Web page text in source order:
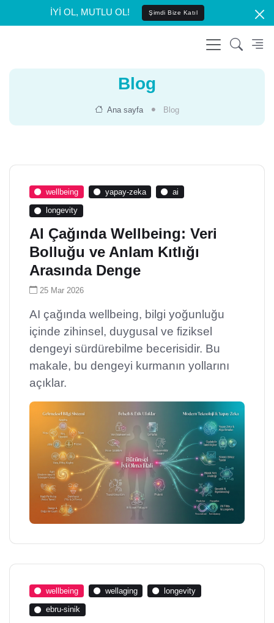
İYİ OL, MUTLU OL! Şimdi Bize Katıl
Blog
Ana sayfa Blog
wellbeing yapay-zeka ai
longevity
AI Çağında Wellbeing: Veri
Bolluğu ve Anlam Kıtlığı
Arasında Denge
25 Mar 2026
AI çağında wellbeing, bilgi yoğunluğu
içinde zihinsel, duygusal ve fiziksel
dengeyi sürdürebilme becerisidir. Bu
makale, bu dengeyi kurmanın yollarını
açıklar.
wellbeing wellaging longevity
ebru-sinik